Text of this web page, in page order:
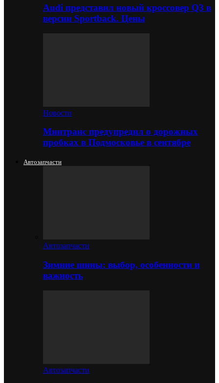
Audi представил новый кроссовер Q3 в
версии Sportback. Цены
Новости
Минтранс предупредил о дорожных
пробках в Подмосковье в сентябре
Автозапчасти
Автозапчасти
Зимние шины: выбор, особенности и
важность
Автозапчасти